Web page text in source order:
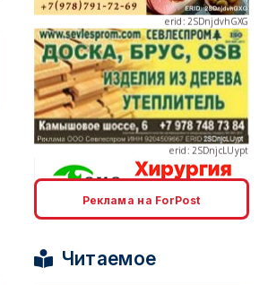
erid: 2SDnjcLUypt
erid: 2SDnjcrDNw6
Реклама на ForPost
Читаемое